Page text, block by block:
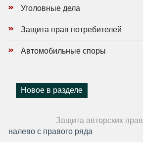
Уголовные дела
Защита прав потребителей
Автомобильные споры
Новое в разделе
Защита авторских прав
налево с правого ряда